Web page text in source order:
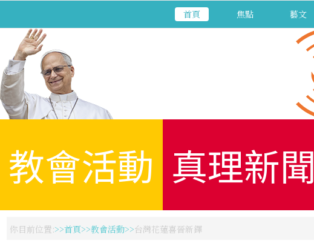
首頁 焦點 藝文
教會活動 真理新聞
你目前位置: 首頁 教會活動 台灣花蓮喜晉新鐸